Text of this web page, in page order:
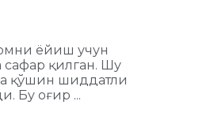
ёйиш учун
сафар қилган. Шу
қўшин шиддатли
Бу оғир ...